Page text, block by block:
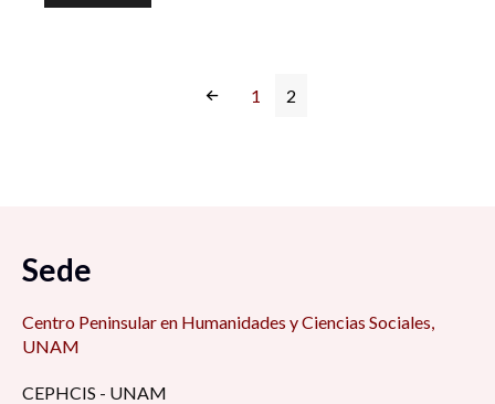
1 2
Sede
Centro Peninsular en Humanidades y Ciencias Sociales,
UNAM
CEPHCIS - UNAM